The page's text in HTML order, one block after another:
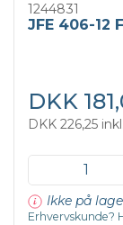
1244831
JFE 406-12
DKK
DKK 226,25
Ikke på
Erhvervskunde?